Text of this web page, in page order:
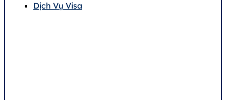
Dịch Vụ Visa